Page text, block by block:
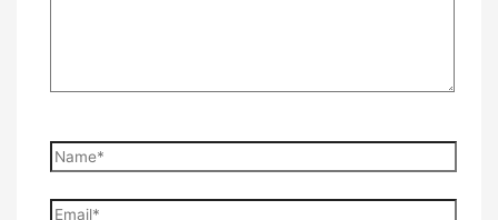
Name*
Email*